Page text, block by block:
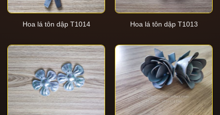
Hoa lá tôn dập T1014 Hoa lá tôn dập T1013